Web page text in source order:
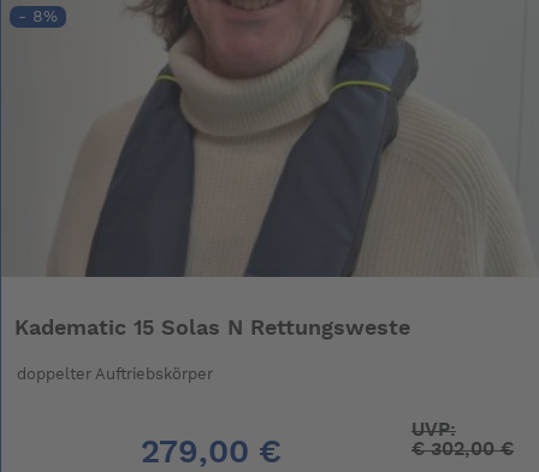
- 8%
Kadematic 15 Solas N Rettungsweste
doppelter Auftriebskörper
279,00 €
UVP:
€302,00 €